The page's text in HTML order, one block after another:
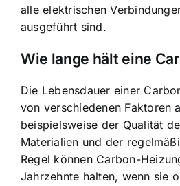
alle elektrischen
ausgeführt sind.
Wie lange hält eine
Die Lebensdauer einer
von verschiedenen Faktoren
beispielsweise der Qualität
Materialien und der
Regel können Carbon-
Jahrzehnte halten, wenn sie